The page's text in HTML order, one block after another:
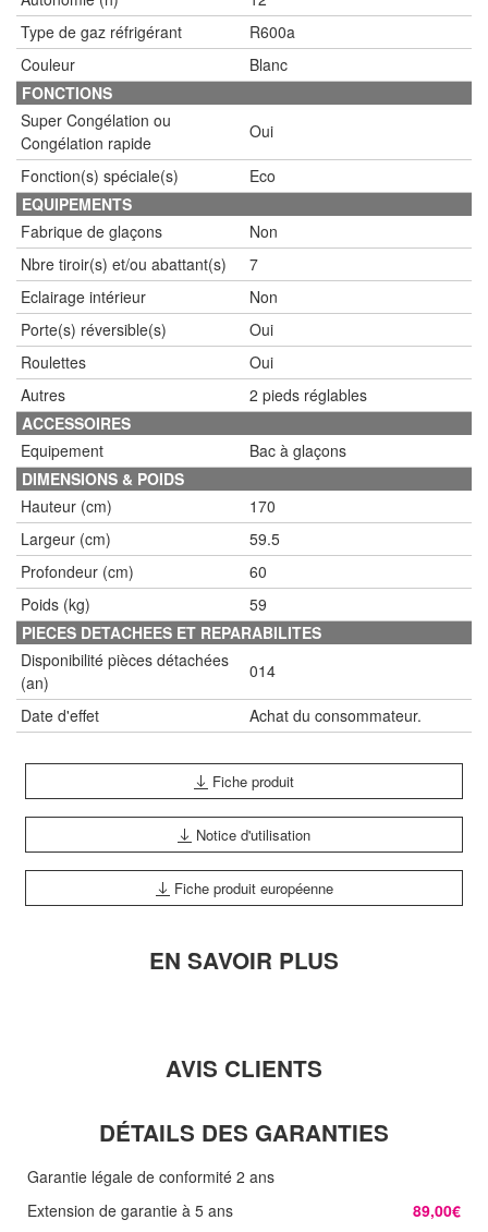
Type de gaz réfrigérant
R600a
Couleur
Blanc
FONCTIONS
Super Congélation ou
Congélation rapide
Oui
Fonction(s) spéciale(s)
Eco
EQUIPEMENTS
Fabrique de glaçons
Non
Nbre tiroir(s) et/ou abattant(s)
7
Eclairage intérieur
Non
Porte(s) réversible(s)
Oui
Roulettes
Oui
Autres
2 pieds réglables
ACCESSOIRES
Equipement
Bac à glaçons
DIMENSIONS & POIDS
Hauteur (cm)
170
Largeur (cm)
59.5
Profondeur (cm)
60
Poids (kg)
59
PIECES DETACHEES ET REPARABILITES
Disponibilité pièces détachées
(an)
014
Date d'effet Achat du consommateur.
Fiche produit
Notice d'utilisation
Fiche produit européenne
EN SAVOIR PLUS
AVIS CLIENTS
DÉTAILS DES GARANTIES
Garantie légale de conformité 2 ans
Extension de garantie à 5 ans
89,00€